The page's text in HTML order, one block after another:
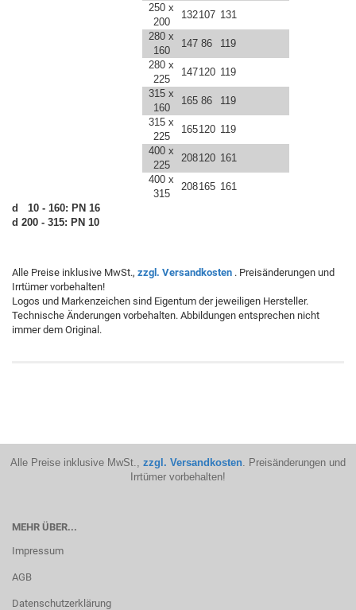
250 x
200
132107 131
280 x
160
147 86
119
280 x
225
147120 119
315 x
160
165 86
119
315 x
225
165120 119
400 x
225
208120 161
400 x
315
208165 161
d 10 - 160: PN 16
d 200 - 315: PN 10
Alle Preise inklusive MwSt., zzgl. Versandkosten . Preisänderungen und
Irrtümer vorbehalten!
Logos und Markenzeichen sind Eigentum der jeweiligen Hersteller.
Technische Änderungen vorbehalten. Abbildungen entsprechen nicht
immer dem Original.
Alle Preise inklusive MwSt., zzgl. Versandkosten. Preisänderungen und
Irrtümer vorbehalten!
MEHR ÜBER...
Impressum
AGB
Datenschutzerklärung